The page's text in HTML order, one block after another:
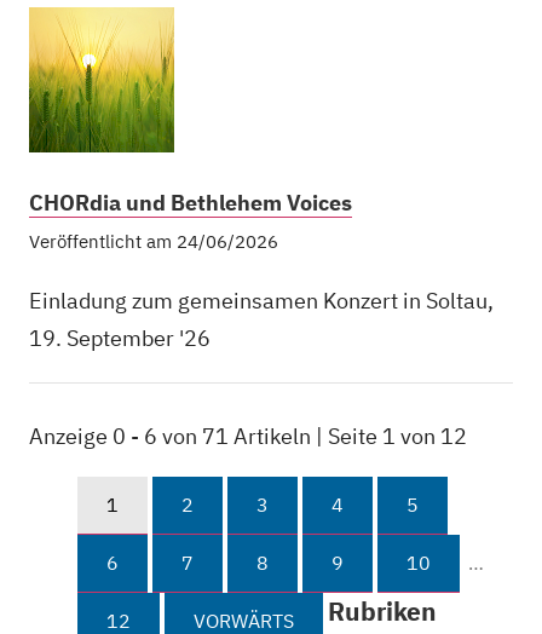
CHORdia und Bethlehem Voices
Veröffentlicht am 24/06/2026
Einladung zum gemeinsamen Konzert in Soltau,
19. September '26
Anzeige 0 - 6 von 71 Artikeln | Seite 1 von 12
1 2 3 4 5
6 7 8 9 10 …
12 VORWÄRTS Rubriken